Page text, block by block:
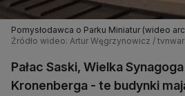
Pomysłodawca o Parku Miniatur (wideo
Źródło wideo: Artur Węgrzynowicz /
Pałac Saski, Wielka
Kronenberga - te budynki